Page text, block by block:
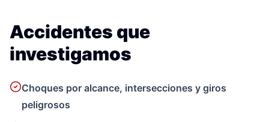
Accidentes que
investigamos
Choques por alcance, intersecciones y giros
peligrosos